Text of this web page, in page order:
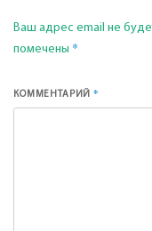
Ваш адрес email не
помечены *
КОММЕНТАРИЙ*